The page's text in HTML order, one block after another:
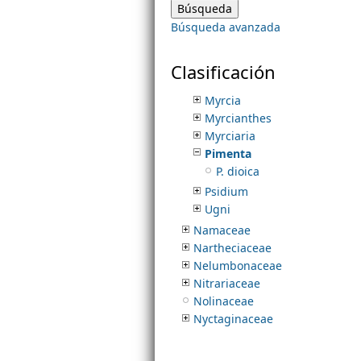
m
e
n
u
Búsqueda avanzada
Clasificación
Myristicaceae
Myrtaceae
Eugenia
Mosiera
Myrcia
Myrcianthes
Myrciaria
Pimenta
P. dioica
Psidium
Ugni
Namaceae
Nartheciaceae
Nelumbonaceae
Nitrariaceae
Nolinaceae
Nyctaginaceae